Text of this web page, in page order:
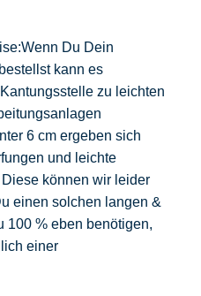
Wenn Du Dein
kann es
zu leichten
6 cm ergeben sich
und leichte
können wir leider
einen solchen langen &
100 % eben benötigen,
einer